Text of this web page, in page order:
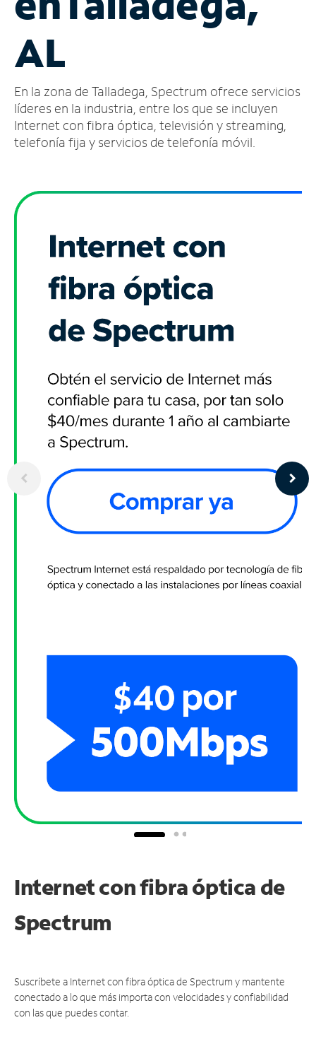
cuenta
Encuentra
tienda
AL
En la zona de Talladega, Spectrum ofrece servicios
líderes en la industria, entre los que se incluyen
Internet con fibra óptica, televisión y streaming,
telefonía fija y servicios de telefonía móvil.
Internet con fibra óptica de
Spectrum
Suscríbete a Internet con fibra óptica de Spectrum y mantente
conectado a lo que más importa con velocidades y confiabilidad
con las que puedes contar.